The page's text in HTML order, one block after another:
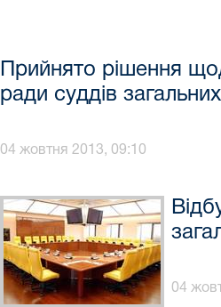
Прийнято рішення
ради суддів
04 жовтня 2013, 09:10
04